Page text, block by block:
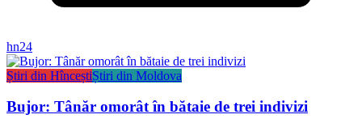
hn24
Știri din HînceștiȘtiri din Moldova
Bujor: Tânăr omorât în bătaie de trei indivizi